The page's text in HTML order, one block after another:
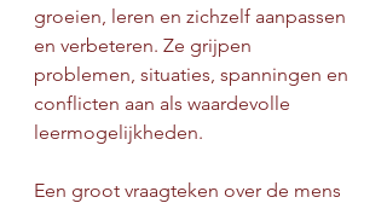
groeien, leren en zichzelf aanpassen
en verbeteren. Ze grijpen
problemen, situaties, spanningen en
conflicten aan als waardevolle
leermogelijkheden.
Een groot vraagteken over de mens